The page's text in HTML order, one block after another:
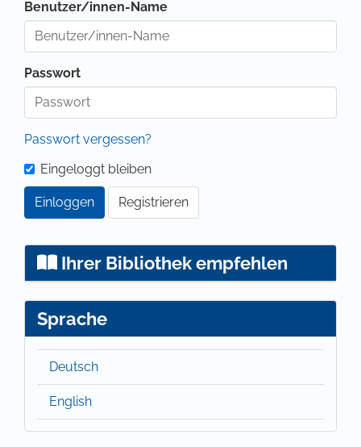
Benutzer/innen-Name
Passwort
Passwort vergessen?
Eingeloggt bleiben
Einloggen Registrieren
Ihrer Bibliothek empfehlen
Sprache
Deutsch
English